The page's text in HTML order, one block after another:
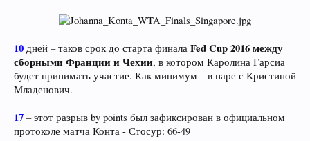
10 дней – таков срок до старта финала Fed Cup 2016 между
сборными Франции и Чехии, в котором Каролина Гарсиа
будет принимать участие. Как минимум – в паре с Кристиной
Младенович.
17 – этот разрыв by points был зафиксирован в официальном
протоколе матча Конта - Стосур: 66-49